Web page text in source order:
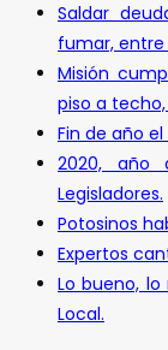
Saldar
fumar, entre
Misión
piso a
Fin de año
2020, año
Legisladores.
Potosinos
Expertos
Lo bueno,
Local.